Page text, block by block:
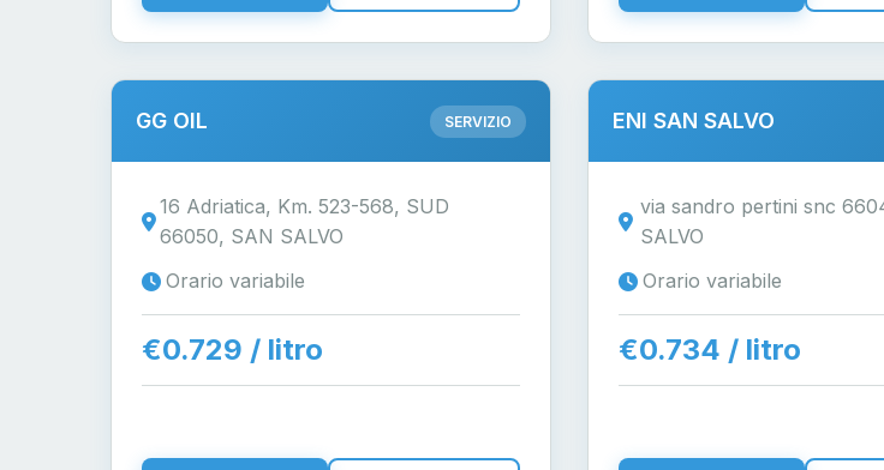
GG OIL SERVIZIO
16 Adriatica, Km. 523-568, SUD
66050, SAN SALVO
Orario variabile
€0.729 / litro
ENI SAN SALVO
via sandro pertini snc
SALVO
Orario variabile
€0.734 / litro